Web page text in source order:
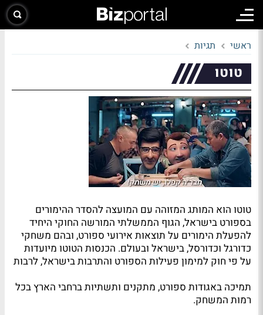
ראשי תגיות
טוטו
טוטו הוא המותג המזוהה עם המועצה להסדר ההימורים
בספורט בישראל, הגוף הממשלתי המורשה החוקי היחיד
להפעלת הימורים על תוצאות אירועי ספורט, ובהם משחקי
כדורגל וכדורסל, בישראל ובעולם. הכנסות הטוטו מיועדות
על פי חוק למימון פעילות הספורט והתרבות בישראל, לרבות
תמיכה באגודות ספורט, מתקנים ותשתיות ברחבי הארץ בכל
רמות המשחק.